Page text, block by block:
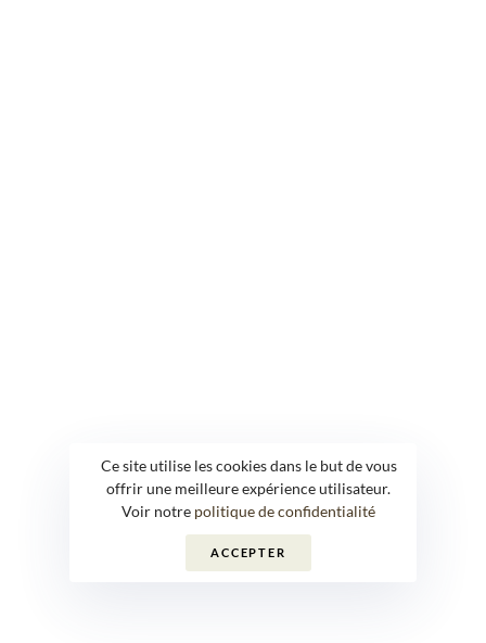
Ce site utilise les cookies dans le but de vous
offrir une meilleure expérience utilisateur.
Voir notre politique de confidentialité
ACCEPTER